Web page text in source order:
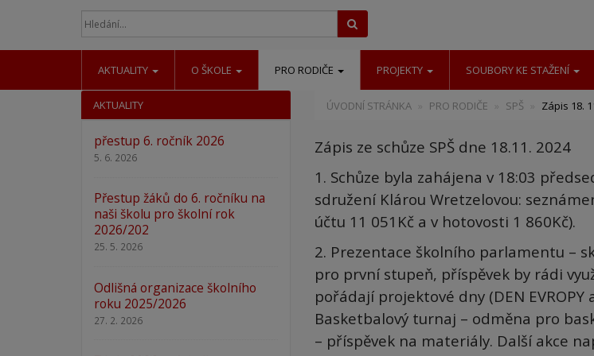
AKTUALITY O ŠKOLE PRO RODIČE PROJEKTY SOUBORY KE STAŽENÍ
ÚVODNÍ STRÁNKA PRO RODIČE SPŠ Zápis 18.
Zápis ze schůze SPŠ dne 18.11. 2024
1. Schůze byla zahájena v 18:03
sdružení Klárou Wretzelovou:
účtu 11 051Kč a v hotovosti 1 860Kč).
2. Prezentace školního parlamentu –
pro první stupeň, příspěvek by rádi
pořádají projektové dny (DEN EVROPY
Basketbalový turnaj – odměna pro
– příspěvek na materiály. Další akce
AKTUALITY
přestup 6. ročník 2026
5. 6. 2026
Přestup žáků do 6. ročníku na
naši školu pro školní rok
2026/202
25. 5. 2026
Odlišná organizace školního
roku 2025/2026
27. 2. 2026